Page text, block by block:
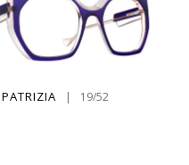
PATRIZIA | 19/52